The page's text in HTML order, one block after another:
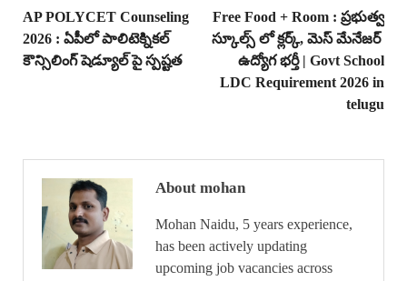
AP POLYCET Counseling
2026 : ఏపీలో పాలిటెక్నికల్
కౌన్సిలింగ్ షెడ్యూల్ పై స్పష్టత
Free Food + Room : ప్రభుత్వ
స్కూల్స్ లో క్లర్క్, మెస్ మేనేజర్
ఉద్యోగ భర్తీ | Govt School
LDC Requirement 2026 in
telugu
About mohan
Mohan Naidu, 5 years experience,
has been actively updating
upcoming job vacancies across